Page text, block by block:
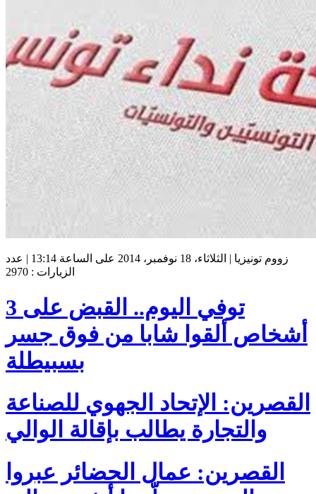
زووم تونيزيا | الثلاثاء، 18 نوفمبر، 2014 على الساعة 13:14 | عدد
الزيارات : 2970
توفي اليوم.. القبض على 3
أشخاص ألقوا شابا من فوق جسر
بسبيطلة
القصرين: الإتحاد الجهوي للصناعة
والتجارة يطالب بإقالة الوالي
القصرين: عمال الحضائر عبروا